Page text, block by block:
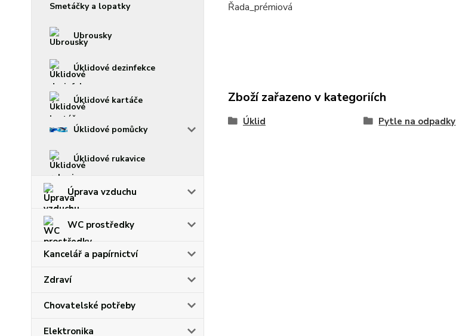
Smetáčky a lopatky
Ubrousky
Úklidové dezinfekce
Úklidové kartáče
Úklidové pomůcky
Úklidové rukavice
Úprava vzduchu
WC prostředky
Kancelář a papírnictví
Zdraví
Chovatelské potřeby
Elektronika
Řada_prémiová
Zboží zařazeno v kategoriích
Úklid Pytle na odpadky